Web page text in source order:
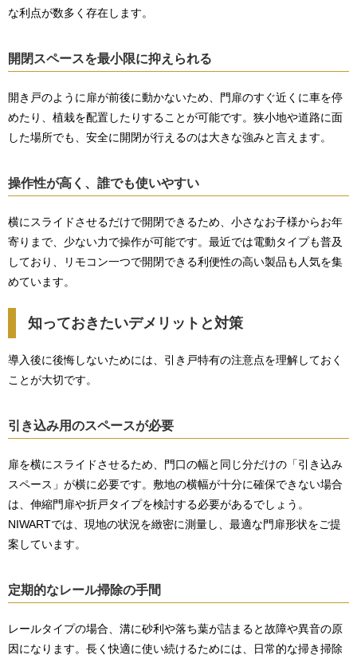
な利点が数多く存在します。
開閉スペースを最小限に抑えられる
開き戸のように扉が前後に動かないため、門扉のすぐ近くに車を停
めたり、植栽を配置したりすることが可能です。狭小地や道路に面
した場所でも、安全に開閉が行えるのは大きな強みと言えます。
操作性が高く、誰でも使いやすい
横にスライドさせるだけで開閉できるため、小さなお子様からお年
寄りまで、少ない力で操作が可能です。最近では電動タイプも普及
しており、リモコン一つで開閉できる利便性の高い製品も人気を集
めています。
知っておきたいデメリットと対策
導入後に後悔しないためには、引き戸特有の注意点を理解しておく
ことが大切です。
引き込み用のスペースが必要
扉を横にスライドさせるため、門口の幅と同じ分だけの「引き込み
スペース」が横に必要です。敷地の横幅が十分に確保できない場合
は、伸縮門扉や折戸タイプを検討する必要があるでしょう。
NIWARTでは、現地の状況を緻密に測量し、最適な門扉形状をご提
案しています。
定期的なレール掃除の手間
レールタイプの場合、溝に砂利や落ち葉が詰まると故障や異音の原
因になります。長く快適に使い続けるためには、日常的な掃き掃除